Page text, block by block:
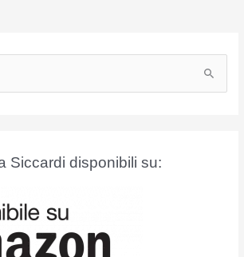
Siccardi disponibili su: